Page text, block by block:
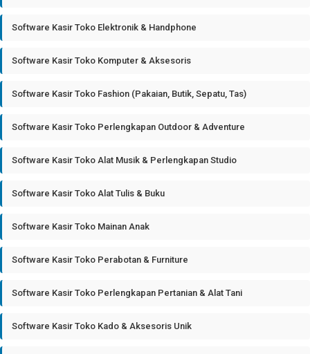
Software Kasir Toko Elektronik & Handphone
Software Kasir Toko Komputer & Aksesoris
Software Kasir Toko Fashion (Pakaian, Butik, Sepatu, Tas)
Software Kasir Toko Perlengkapan Outdoor & Adventure
Software Kasir Toko Alat Musik & Perlengkapan Studio
Software Kasir Toko Alat Tulis & Buku
Software Kasir Toko Mainan Anak
Software Kasir Toko Perabotan & Furniture
Software Kasir Toko Perlengkapan Pertanian & Alat Tani
Software Kasir Toko Kado & Aksesoris Unik